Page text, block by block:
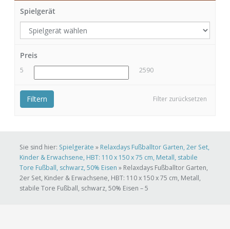
Spielgerät
Preis
5 2590
Filter zurücksetzen
Filtern
Sie sind hier: Spielgeräte » Relaxdays Fußballtor Garten, 2er Set,
Kinder & Erwachsene, HBT: 110 x 150 x 75 cm, Metall, stabile
Tore Fußball, schwarz, 50% Eisen » Relaxdays Fußballtor Garten,
2er Set, Kinder & Erwachsene, HBT: 110 x 150 x 75 cm, Metall,
stabile Tore Fußball, schwarz, 50% Eisen – 5